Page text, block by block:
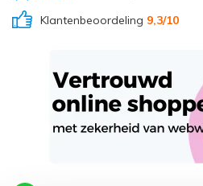
Klantenbeoordeling 9,3/10